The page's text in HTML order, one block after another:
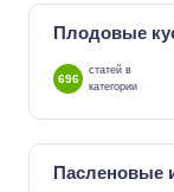
Плодовые
696
статей в
категории
Пасленовые